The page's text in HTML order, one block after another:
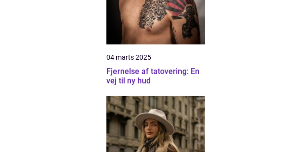
04 marts 2025
Fjernelse af tatovering: En
vej til ny hud